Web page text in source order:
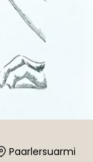
Paarlersuarmi